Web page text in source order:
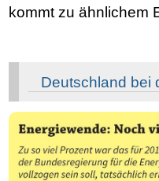
kommt zu ähnlichem
Deutschland bei